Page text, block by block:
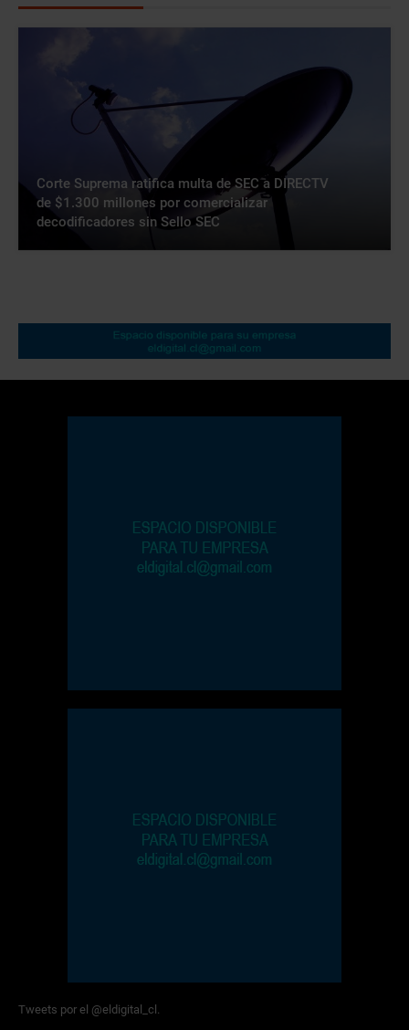
Corte Suprema ratifica multa de SEC a DIRECTV
de $1.300 millones por comercializar
decodificadores sin Sello SEC
Tweets por el @eldigital_cl.